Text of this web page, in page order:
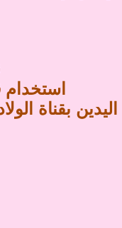
اليدين بقناة